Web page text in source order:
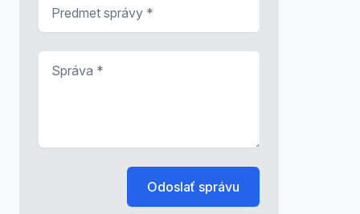
Odoslať správu